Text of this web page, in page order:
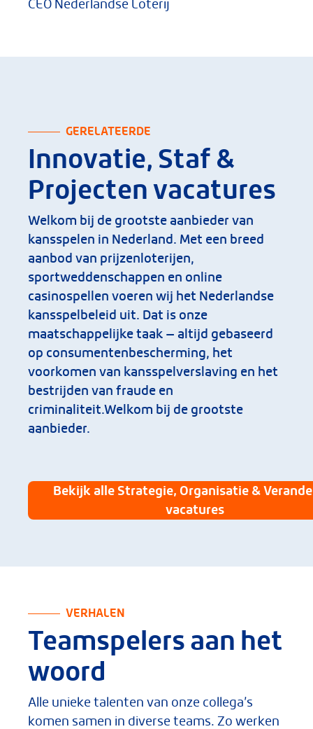
CEO Nederlandse Loterij
GERELATEERDE
Innovatie, Staf &
Projecten vacatures
Welkom bij de grootste aanbieder van
kansspelen in Nederland. Met een breed
aanbod van prijzenloterijen,
sportweddenschappen en online
casinospellen voeren wij het Nederlandse
kansspelbeleid uit. Dat is onze
maatschappelijke taak — altijd gebaseerd
op consumentenbescherming, het
voorkomen van kansspelverslaving en het
bestrijden van fraude en
criminaliteit.Welkom bij de grootste
aanbieder.
Bekijk alle Strategie, Organisatie &
vacatures
VERHALEN
Teamspelers aan het
woord
Alle unieke talenten van onze collega’s
komen samen in diverse teams. Zo werken